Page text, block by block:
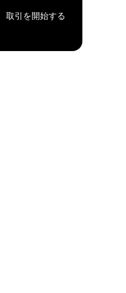
取引を開始する